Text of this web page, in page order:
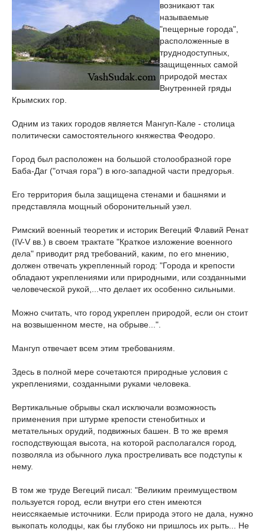
возникают так
называемые
"пещерные города",
расположенные в
труднодоступных,
защищенных самой
природой местах
Внутренней гряды
Крымских гор.
Одним из таких городов является Мангуп-Кале - столица
политически самостоятельного княжества Феодоро.
Город был расположен на большой столообразной горе
Баба-Даг ("отчая гора") в юго-западной части предгорья.
Его территория была защищена стенами и башнями и
представляла мощный оборонительный узел.
Римский военный теоретик и историк Вегеций Флавий Ренат
(IV-V вв.) в своем трактате "Краткое изложение военного
дела" приводит ряд требований, каким, по его мнению,
должен отвечать укрепленный город: "Города и крепости
обладают укреплениями или природными, или созданными
человеческой рукой,...что делает их особенно сильными.
Можно считать, что город укреплен природой, если он стоит
на возвышенном месте, на обрыве...".
Мангуп отвечает всем этим требованиям.
Здесь в полной мере сочетаются природные условия с
укреплениями, созданными руками человека.
Вертикальные обрывы скал исключали возможность
применения при штурме крепости стенобитных и
метательных орудий, подвижных башен. В то же время
господствующая высота, на которой располагался город,
позволяла из обычного лука простреливать все подступы к
нему.
В том же труде Вегеций писал: "Великим преимуществом
пользуется город, если внутри его стен имеются
неиссякаемые источники. Если природа этого не дала, нужно
выкопать колодцы, как бы глубоко ни пришлось их рыть... Не